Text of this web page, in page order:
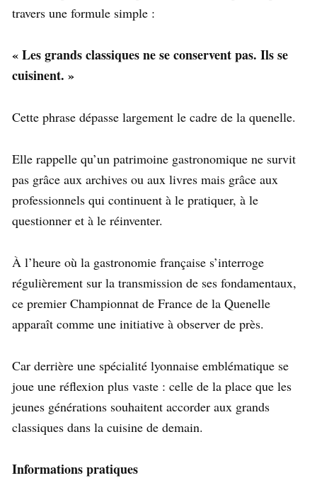
travers une formule simple :
« Les grands classiques ne se conservent pas. Ils se
cuisinent. »
Cette phrase dépasse largement le cadre de la quenelle.
Elle rappelle qu’un patrimoine gastronomique ne survit
pas grâce aux archives ou aux livres mais grâce aux
professionnels qui continuent à le pratiquer, à le
questionner et à le réinventer.
À l’heure où la gastronomie française s’interroge
régulièrement sur la transmission de ses fondamentaux,
ce premier Championnat de France de la Quenelle
apparaît comme une initiative à observer de près.
Car derrière une spécialité lyonnaise emblématique se
joue une réflexion plus vaste : celle de la place que les
jeunes générations souhaitent accorder aux grands
classiques dans la cuisine de demain.
Informations pratiques